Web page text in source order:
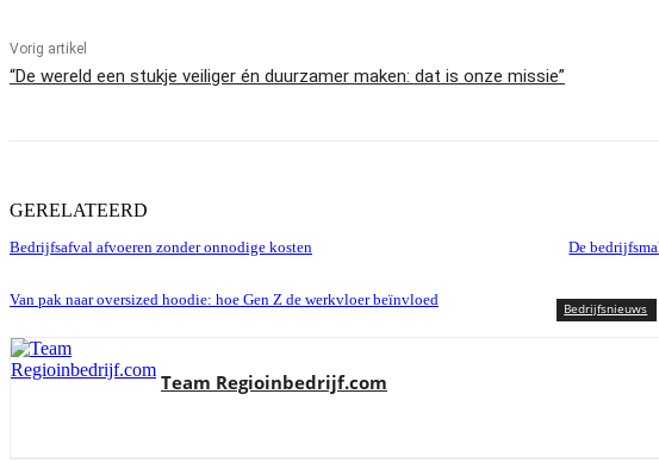
Vorig artikel
“De wereld een stukje veiliger én duurzamer maken: dat is onze missie”
GERELATEERD
Bedrijfsafval afvoeren zonder onnodige kosten De
Van pak naar oversized hoodie: hoe Gen Z de werkvloer beïnvloed Bedrijfsnieuws
Team Regioinbedrijf.com